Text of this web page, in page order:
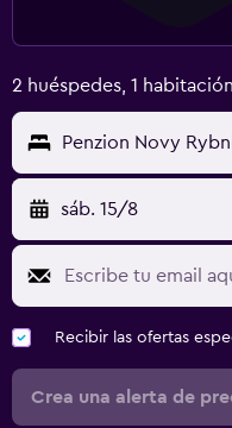
2 huéspedes, 1 habitación
Penzion Novy
sáb. 15/8
Recibir las ofertas
Crea una alerta de